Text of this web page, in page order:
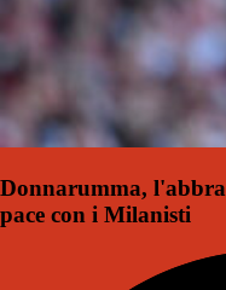
Donnarumma,
pace con i Milanisti